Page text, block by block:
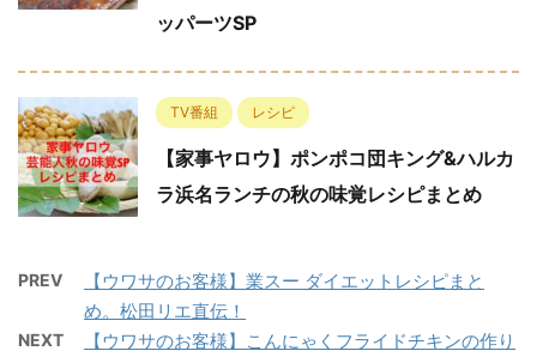
ッパーツSP
TV番組 レシピ
【家事ヤロウ】ポンポコ団キング&ハルカ
ラ浜名ランチの秋の味覚レシピまとめ
PREV
【ウワサのお客様】業スー ダイエットレシピまと
め。松田リエ直伝！
NEXT
【ウワサのお客様】こんにゃくフライドチキンの作り